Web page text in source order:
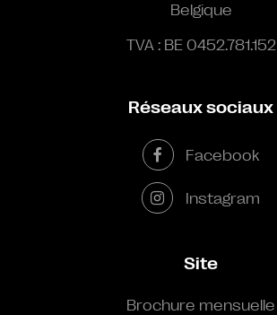
Belgique
TVA : BE 0452.781.152
Réseaux sociaux
Facebook
Instagram
Site
Brochure mensuelle